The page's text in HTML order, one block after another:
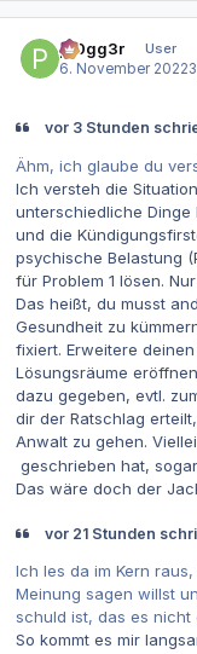
pr0gg3r
User
6. November 2022
vor 3 Stunden
Ähm, ich glaube du
Ich versteh die
unterschiedliche Dinge
und die
psychische Belastung
für Problem 1 lösen.
Das heißt, du musst
Gesundheit zu
fixiert. Erweitere
Lösungsräume
dazu gegeben, evtl.
dir der Ratschlag
Anwalt zu gehen.
geschrieben hat,
Das wäre doch der
vor 21 Stunden
Ich les da im Kern
Meinung sagen willst
schuld ist, das es nicht
So kommt es mir